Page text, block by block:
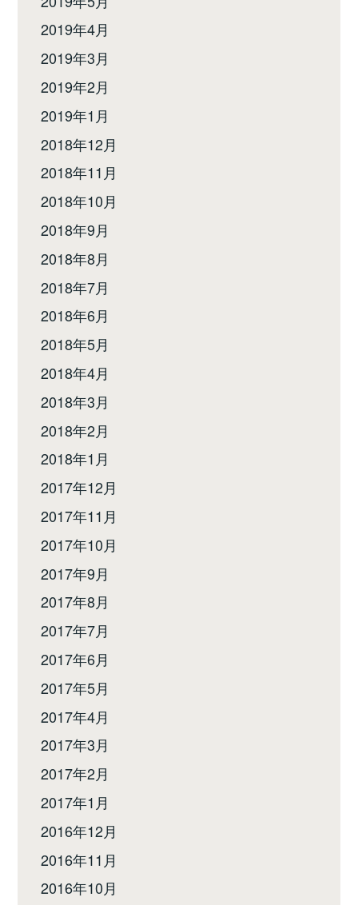
2019年4月
2019年3月
2019年2月
2019年1月
2018年12月
2018年11月
2018年10月
2018年9月
2018年8月
2018年7月
2018年6月
2018年5月
2018年4月
2018年3月
2018年2月
2018年1月
2017年12月
2017年11月
2017年10月
2017年9月
2017年8月
2017年7月
2017年6月
2017年5月
2017年4月
2017年3月
2017年2月
2017年1月
2016年12月
2016年11月
2016年10月